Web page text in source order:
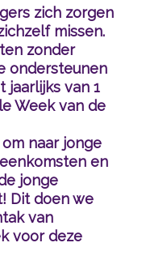
zich zorgen
missen.
zonder
ondersteunen
jaarlijks van 1
Week van de
naar jonge
en
jonge
Dit doen we
van
voor deze